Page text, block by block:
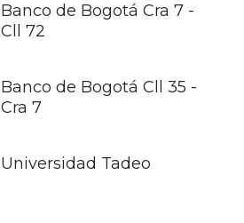
Banco de Bogotá Cra 7 -
Cll 72
Banco de Bogotá Cll 35 -
Cra 7
Universidad Tadeo